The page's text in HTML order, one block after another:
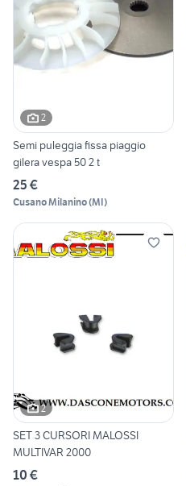
2
Semi puleggia fissa piaggio
gilera vespa 50 2 t
25 €
Cusano Milanino(MI)
2
SET 3 CURSORI MALOSSI
MULTIVAR 2000
10 €